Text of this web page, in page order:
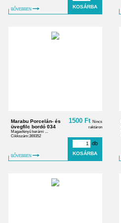
BŐVEBBEN
Marabu Porcelán- és
üvegfilc bordó 034
Magasfényű kerámi ...
Cikkszám:369352
BŐVEBBEN
1500 Ft Nincs
raktáron
db